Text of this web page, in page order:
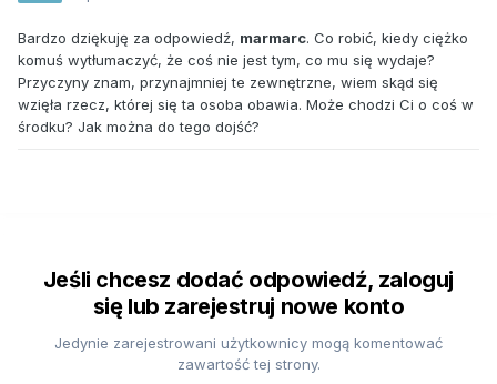
Bardzo dziękuję za odpowiedź, marmarc. Co robić, kiedy ciężko
komuś wytłumaczyć, że coś nie jest tym, co mu się wydaje?
Przyczyny znam, przynajmniej te zewnętrzne, wiem skąd się
wzięła rzecz, której się ta osoba obawia. Może chodzi Ci o coś w
środku? Jak można do tego dojść?
Jeśli chcesz dodać odpowiedź, zaloguj
się lub zarejestruj nowe konto
Jedynie zarejestrowani użytkownicy mogą komentować
zawartość tej strony.